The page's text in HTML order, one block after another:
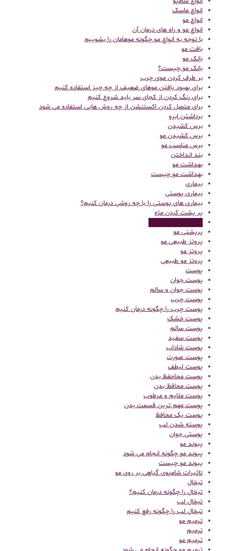
انواع ماسک
انواع مو
انواع مو و راه های درمان آن
با توجه به انواع مو چگونه موهامان را بشوییم
بافت مو
بانک مو
بانک مو چیست؟
بر طرف کردن موی چرب
برای بهبود یافتن موهای ضعیف از چه چیز استفاده کنیم
برای رنگ کردن از کجای سر باید شروع کنیم
برای متصل کردن اکستنشن از چه روش هایی استفاده می شود
برداشتن ابرو
برس کشیدن
برس کشیدن مو
برس مناسب مو
بند انداختن
بهداشت مو
بهداشت مو چیست
بیماری
بیماری پوستی
بیماری های پوستی را با چه روشی درمان کنیم؟
پر پشت کردن مژه
پرپشتی مو
پروتز طبیعی مو
پروتز مو
پروتز مو طبیعی
پوست
پوست جوان
پوست جوان و سالم
پوست چرب
پوست چرب را چگونه درمان کنیم
پوست خشک
پوست سالم
پوست سفید
پوست شاداب
پوست صورت
پوست لیطف
پوست محاحفظ بدن
پوست محافظ بدن
پوست ملایم و مرطوب
پوست مهم ترین قسمت بدن
پوست یک محافظ
پوسته شدن لب
پوستی جوان
پیوند مو
پیوند مو چگونه انجام می شود
پیوند مو چیست
تاثیرات شامپوی گیاهی بر روی مو
تبخال
تبخال را چگونه درمان کنیم؟
تبخال لب
تبخال لب را چگونه رفع کنیم
ترميم مو
ترمیم
ترمیم مو